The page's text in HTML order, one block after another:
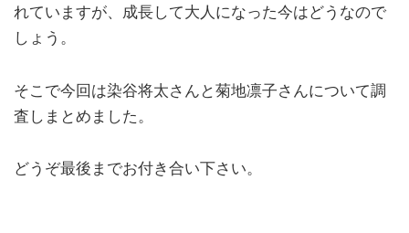
れていますが、成長して大人になった今はどうなので
しょう。
そこで今回は染谷将太さんと菊地凛子さんについて調
査しまとめました。
どうぞ最後までお付き合い下さい。